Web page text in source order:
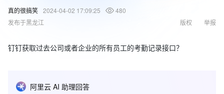
真的很搞笑 2024-04-02 17:09:25
480
发布于黑龙江
举报
版权
钉钉获取过去公司或者企业的所有员工的考勤记录接口？
阿里云 AI 助理回答